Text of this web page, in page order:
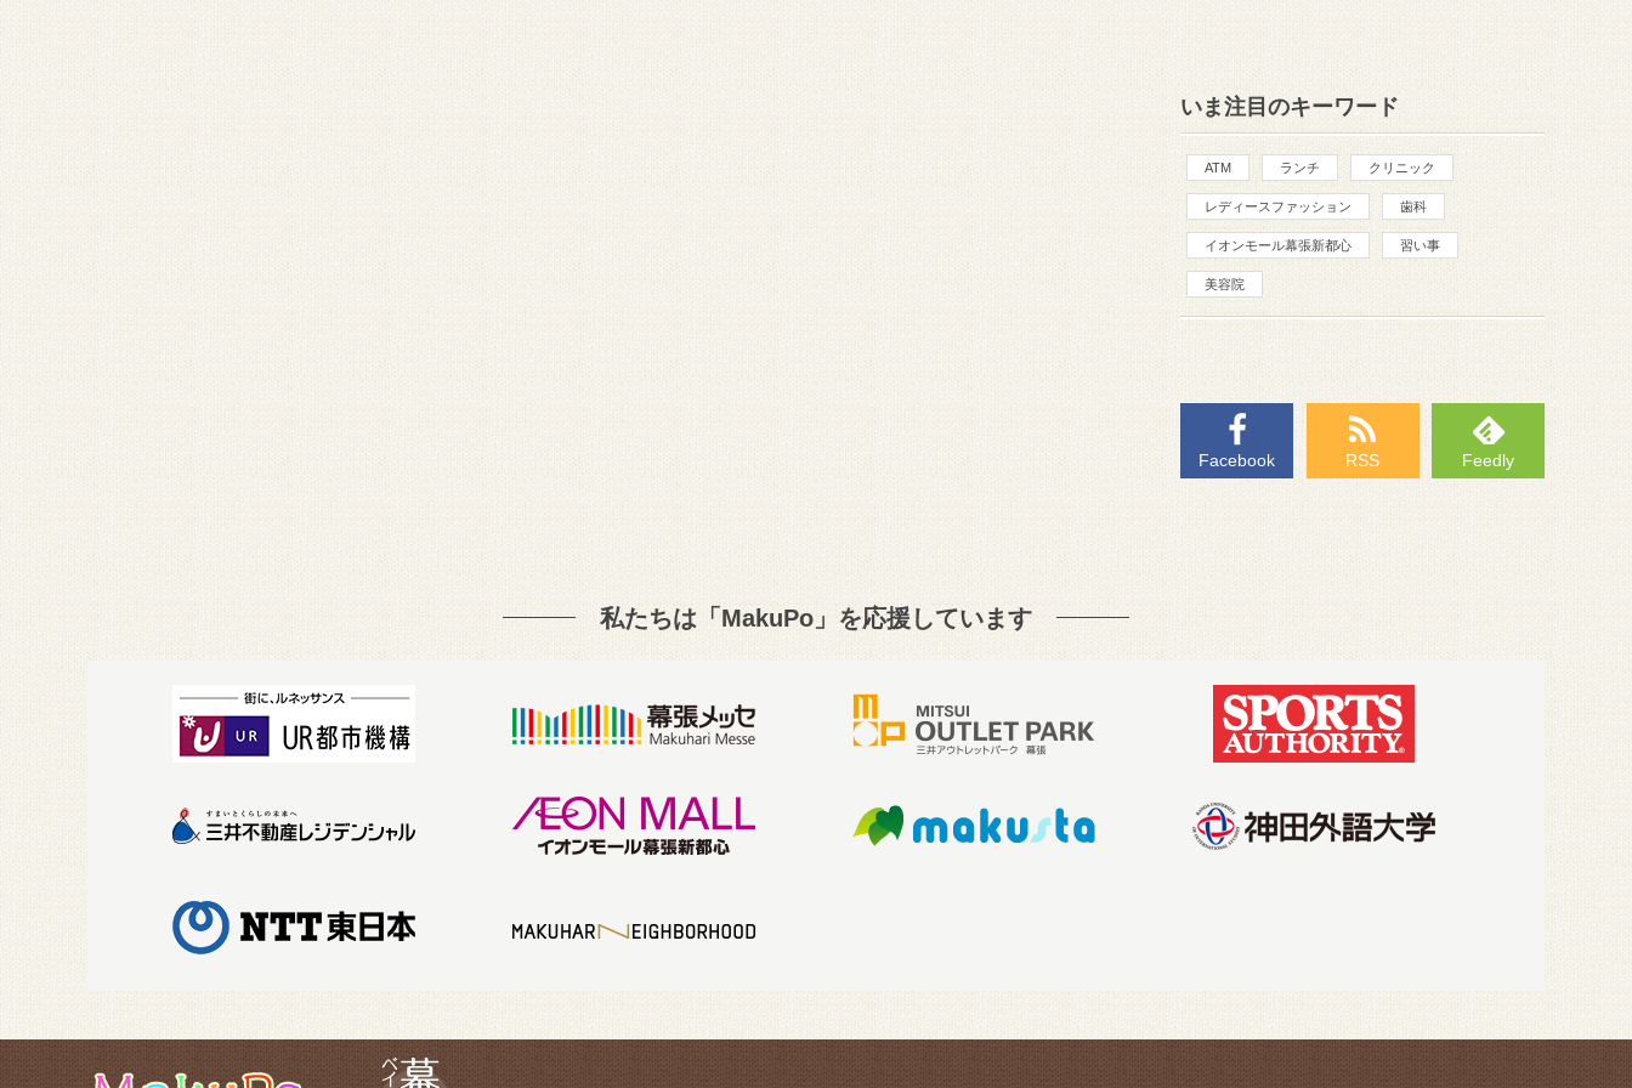
いま注目のキーワード
ATM ランチ クリニック
レディースファッション 歯科
イオンモール幕張新都心 習い事
美容院
Facebook RSS Feedly
私たちは「MakuPo」を応援しています